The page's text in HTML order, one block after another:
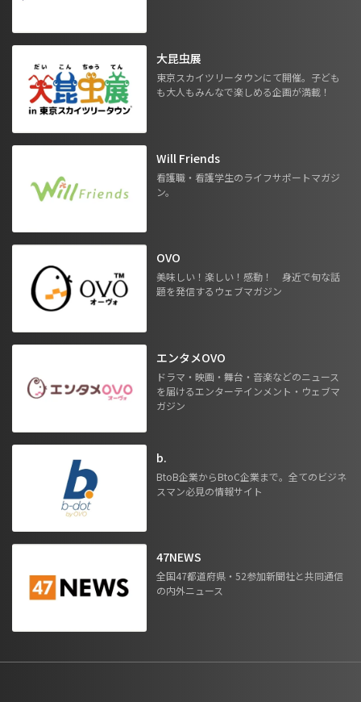
大昆虫展
東京スカイツリータウンにて開催。子ども
も大人もみんなで楽しめる企画が満載！
Will Friends
看護職・看護学生のライフサポートマガジ
ン。
OVO
美味しい！楽しい！感動！ 身近で旬な話
題を発信するウェブマガジン
エンタメOVO
ドラマ・映画・舞台・音楽などのニュース
を届けるエンターテインメント・ウェブマ
ガジン
b.
BtoB企業からBtoC企業まで。全てのビジネ
スマン必見の情報サイト
47NEWS
全国47都道府県・52参加新聞社と共同通信
の内外ニュース